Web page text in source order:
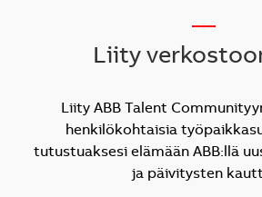
Liity
Liity ABB Talent
henkilökohtaisia
tutustuaksesi elämään ABB:llä
ja päivitysten